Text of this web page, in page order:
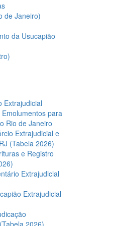
de Janeiro)
da Usucapião
Extrajudicial
para
Rio de Janeiro
Extrajudicial e
(Tabela 2026)
e Registro
Extrajudicial
Extrajudicial
2026)